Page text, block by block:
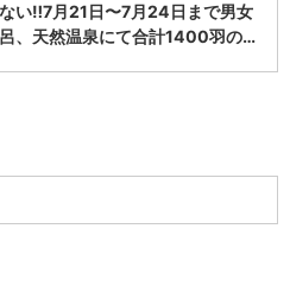
い‼️7月21日〜7月24日まで男女
、天然温泉にて合計1400羽の…